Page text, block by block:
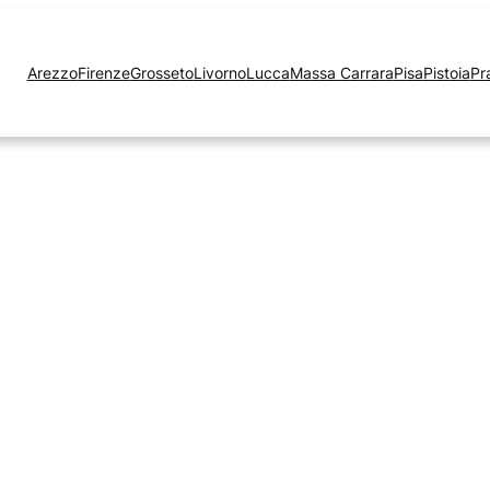
ArezzoFirenzeGrossetoLivornoLuccaMassa CarraraPisaPistoia